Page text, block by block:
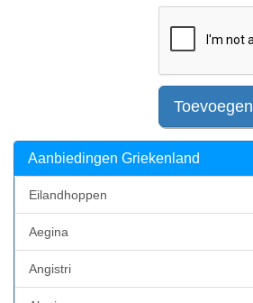
Toevoegen
Aanbiedingen Griekenland
Eilandhoppen
Aegina
Angistri